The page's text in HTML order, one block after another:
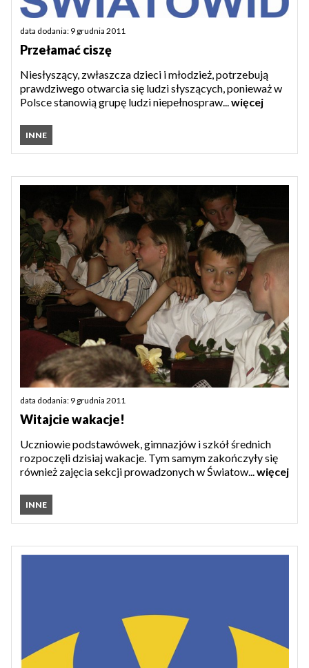
data dodania: 9 grudnia 2011
Przełamać ciszę
Niesłyszący, zwłaszcza dzieci i młodzież, potrzebują
prawdziwego otwarcia się ludzi słyszących, ponieważ w
Polsce stanowią grupę ludzi niepełnospraw...więcej
INNE
data dodania: 9 grudnia 2011
Witajcie wakacje!
Uczniowie podstawówek, gimnazjów i szkół średnich
rozpoczęli dzisiaj wakacje. Tym samym zakończyły się
również zajęcia sekcji prowadzonych w Światow... więcej
INNE